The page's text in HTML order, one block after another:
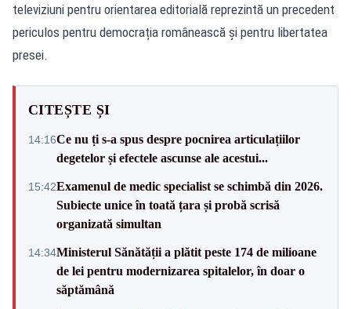
televiziuni pentru orientarea editorială reprezintă un precedent
periculos pentru democrația românească și pentru libertatea
presei.
CITEȘTE ȘI
14:16Ce nu ți s-a spus despre pocnirea articulațiilor
degetelor și efectele ascunse ale acestui...
15:42Examenul de medic specialist se schimbă din 2026.
Subiecte unice în toată țara și probă scrisă
organizată simultan
14:34Ministerul Sănătății a plătit peste 174 de milioane
de lei pentru modernizarea spitalelor, în doar o
săptămână